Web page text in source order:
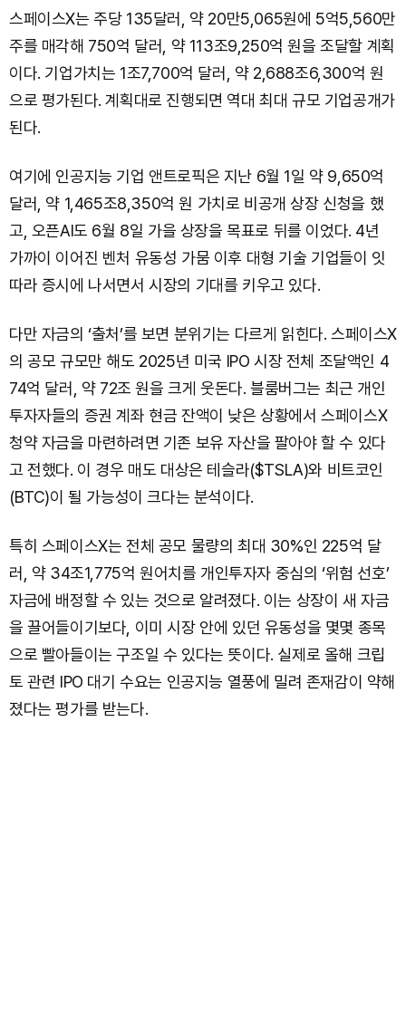
스페이스X는 주당 135달러, 약 20만5,065원에 5억5,560만
주를 매각해 750억 달러, 약 113조9,250억 원을 조달할 계획
이다. 기업가치는 1조7,700억 달러, 약 2,688조6,300억 원
으로 평가된다. 계획대로 진행되면 역대 최대 규모 기업공개가
된다.
여기에 인공지능 기업 앤트로픽은 지난 6월 1일 약 9,650억
달러, 약 1,465조8,350억 원 가치로 비공개 상장 신청을 했
고, 오픈AI도 6월 8일 가을 상장을 목표로 뒤를 이었다. 4년
가까이 이어진 벤처 유동성 가뭄 이후 대형 기술 기업들이 잇
따라 증시에 나서면서 시장의 기대를 키우고 있다.
다만 자금의 ‘출처’를 보면 분위기는 다르게 읽힌다. 스페이스X
의 공모 규모만 해도 2025년 미국 IPO 시장 전체 조달액인 4
74억 달러, 약 72조 원을 크게 웃돈다. 블룸버그는 최근 개인
투자자들의 증권 계좌 현금 잔액이 낮은 상황에서 스페이스X
청약 자금을 마련하려면 기존 보유 자산을 팔아야 할 수 있다
고 전했다. 이 경우 매도 대상은 테슬라($TSLA)와 비트코인
(BTC)이 될 가능성이 크다는 분석이다.
특히 스페이스X는 전체 공모 물량의 최대 30%인 225억 달
러, 약 34조1,775억 원어치를 개인투자자 중심의 ‘위험 선호’
자금에 배정할 수 있는 것으로 알려졌다. 이는 상장이 새 자금
을 끌어들이기보다, 이미 시장 안에 있던 유동성을 몇몇 종목
으로 빨아들이는 구조일 수 있다는 뜻이다. 실제로 올해 크립
토 관련 IPO 대기 수요는 인공지능 열풍에 밀려 존재감이 약해
졌다는 평가를 받는다.